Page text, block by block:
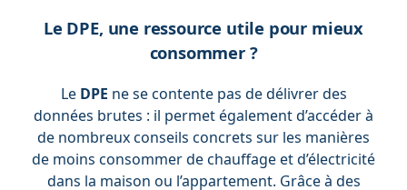
Le DPE, une ressource utile pour mieux
consommer ?
Le DPE ne se contente pas de délivrer des
données brutes : il permet également d’accéder à
de nombreux conseils concrets sur les manières
de moins consommer de chauffage et d’électricité
dans la maison ou l’appartement. Grâce à des